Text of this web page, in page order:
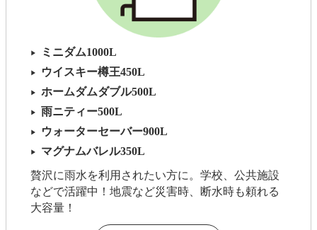
▶ ミニダム1000L
▶ ウイスキー樽王450L
▶ ホームダムダブル500L
▶ 雨ニティー500L
▶ ウォーターセーバー900L
▶
マグナムバレル350L
贅沢に雨水を利用されたい方に。学校、公共施設
などで活躍中！地震など災害時、断水時も頼れる
大容量！